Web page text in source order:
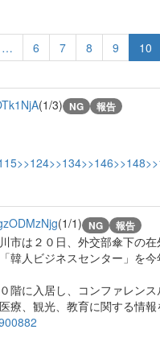
… 6 7 8 9
10
(1/3) NG 報告
>>124>>134>>146>>148
(1/1) NG 報告
市は２０日、外交部傘下の
人ビジネスセンター」を今
階に入居し、コンファレン
、観光、教育に関する情報